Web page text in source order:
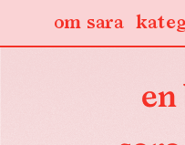
om sara